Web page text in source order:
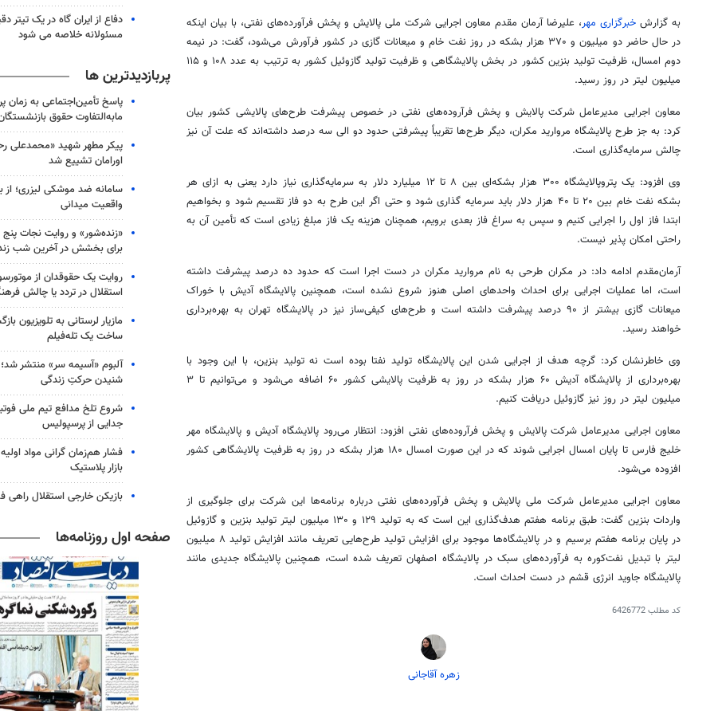
به گزارش خبرگزاری مهر، علیرضا آرمان مقدم معاون اجرایی شرکت ملی پالایش و پخش فرآورده‌های نفتی، با بیان اینکه
در حال حاضر دو میلیون و ۳۷۰ هزار بشکه در روز نفت خام و میعانات گازی در کشور
فرآورش می‌شود، گفت: در نیمه
دوم امسال، ظرفیت تولید بنزین کشور در بخش پالایشگاهی و ظرفیت تولید گازوئیل کشور به ترتیب به عدد ۱۰۸ و ۱۱۵
میلیون لیتر در روز رسید.
معاون اجرایی مدیرعامل شرکت پالایش و پخش فرآروده‌های نفتی در خصوص پیشرفت طرح‌های پالایشی کشور بیان
کرد: به جز طرح پالایشگاه مروارید مکران، دیگر طرح‌ها تقریباً پیشرفتی حدود دو الی سه درصد داشته‌اند که علت آن نیز
چالش سرمایه‌گذاری است.
وی افزود: یکپتروپالایشگاه
۳۰۰ هزار بشکه‌ای بین ۸ تا ۱۲ میلیارد دلار به سرمایه‌گذاری نیاز دارد یعنی به ازای هر
بشکه نفت خام بین ۲۰ تا ۴۰ هزار دلار باید سرمایه گذاری شود و حتی اگر این طرح به دو فاز تقسیم شود و بخواهیم
ابتدا فاز اول را اجرایی کنیم و سپس به سراغ فاز بعدی برویم، همچنان هزینه یک فاز مبلغ زیادی است که تأمین آن به
راحتی امکان پذیر نیست.
آرمان‌مقدم ادامه داد: در مکران طرحی به نام مروارید مکران در دست اجرا است که حدود ده درصد پیشرفت داشته
است، اما عملیات اجرایی برای احداث واحدهای اصلی هنوز شروع نشده است، همچنین پالایشگاهآدیشبا خوراک
میعانات گازی بیشتر از ۹۰ درصد پیشرفت داشته است و طرح‌های کیفی‌ساز نیز در پالایشگاه تهران به بهره‌برداری
خواهند رسید.
وی خاطرنشان کرد: گرچه هدف از اجرایی شدن این پالایشگاه تولید نفتا بوده است نه تولید بنزین، با این وجود با
بهره‌برداری از پالایشگاهآدیش
۶۰ هزار بشکه در روز به ظرفیت پالایشی کشور ۶۰ اضافه می‌شود و می‌توانیم تا ۳
میلیون لیتر در روز نیز گازوئیل دریافت کنیم.
معاون اجرایی مدیرعامل شرکت پالایش و پخش فرآروده‌های نفتی افزود: انتظار می‌رود پالایشگاهآدیش و پالایشگاه مهر
خلیج فارس تا پایان امسال اجرایی شوند که در این صورت امسال ۱۸۰ هزار بشکه در روز به ظرفیت پالایشگاهی کشور
افزوده می‌شود.
معاون اجرایی مدیرعامل شرکت ملی پالایش و پخش فرآورده‌های نفتی درباره برنامه‌ها این شرکت برای جلوگیری از
واردات بنزین گفت: طبق برنامه هفتم هدف‌گذاری این است که به تولید ۱۲۹ و ۱۳۰ میلیون لیتر تولید بنزین و گازوئیل
در پایان برنامه هفتم برسیم و در پالایشگاه‌ها موجود برای افزایش تولید طرح‌هایی تعریف مانند افزایش تولید ۸ میلیون
لیتر با تبدیل نفت‌کوره به فرآورده‌های سبک در پالایشگاه اصفهان تعریف شده است، همچنین پالایشگاه جدیدی مانند
پالایشگاه جاوید انرژی قشم در دست احداث است.
کد مطلب6426772
زهره آقاجانی
دفاع از ایران گاه در یک تیتر
مسئولانه خلاصه می شود
پربازدیدترین ها
پاسخ تأمین‌اجتماعی به زمان
مابه‌التفاوت حقوق
پیکر مطهر شهید «محمدعلی
اورامان تشییع شد
سامانه ضد موشکی لیزری؛ از
واقعیت میدانی
«زنده‌شور» و روایت نجات
برای بخشش در آخرین شب
روایت یک حقوقدان از
استقلال در تردد یا چالش
مازیار لرستانی به تلویزیون
ساخت یک تله‌فیلم
آلبوم «آسیمه سر» منتشر
شنیدن حرکتِ زندگی
شروع تلخ مدافع تیم ملی
جدایی از پرسپولیس
فشار هم‌زمان گرانی مواد
بازار پلاستیک
بازیکن خارجی استقلال راهی
صفحه اول روزنامه‌ها